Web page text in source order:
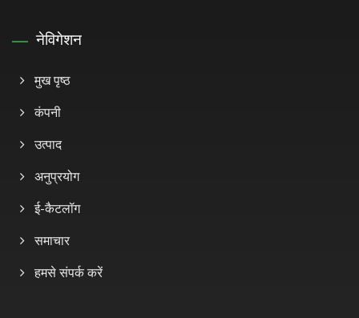
नेविगेशन
मुख पृष्ठ
कंपनी
उत्पाद
अनुप्रयोग
ई-कैटलॉग
समाचार
हमसे संपर्क करें